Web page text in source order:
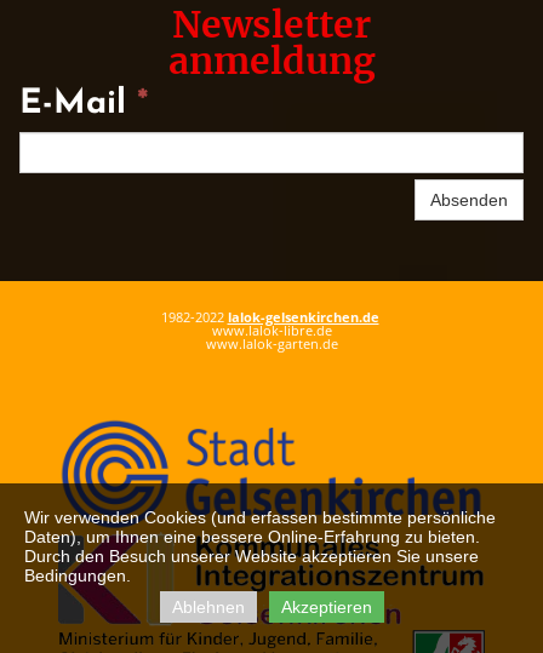
Newsletter
anmeldung
E-Mail *
Absenden
1982-2022 lalok-gelsenkirchen.de
www.lalok-libre.de
www.lalok-garten.de
Wir verwenden Cookies (und erfassen bestimmte persönliche
Daten), um Ihnen eine bessere Online-Erfahrung zu bieten.
Durch den Besuch unserer Website akzeptieren Sie unsere
Bedingungen.
Ablehnen
Akzeptieren